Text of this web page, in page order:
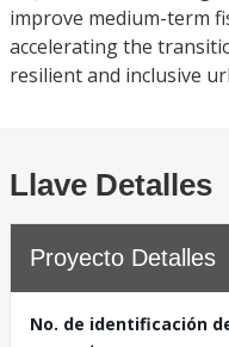
improve medium-term
accelerating the
resilient and inclusive
Llave Detalles
Proyecto Detalles
No. de identificación